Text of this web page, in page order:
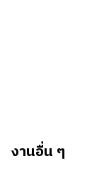
งานอื่น ๆ